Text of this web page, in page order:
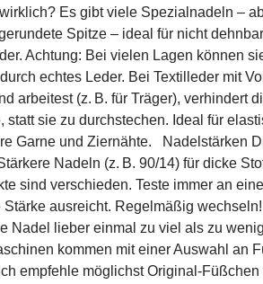
Es gibt viele Spezialnadeln –
Spitze – ideal für nicht
Achtung: Bei vielen Lagen können
echtes Leder. Bei Textilleder mit
arbeitest (z. B. für Träger),
sie zu durchstechen. Ideal für
Garne und Ziernähte. Nadelstärken
Nadeln (z. B. 90/14) für dicke
sind verschieden. Teste immer an
ausreicht. Regelmäßig
Nadel lieber einmal zu viel als zu
kommen mit einer Auswahl an
empfehle möglichst Original-